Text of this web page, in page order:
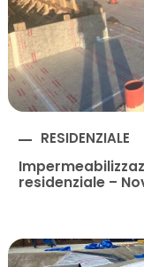
RESIDENZIALE
residenziale –